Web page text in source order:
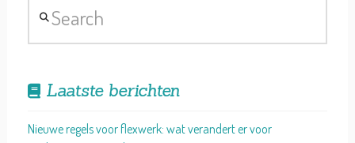
Laatste berichten
Nieuwe regels voor flexwerk: wat verandert er voor